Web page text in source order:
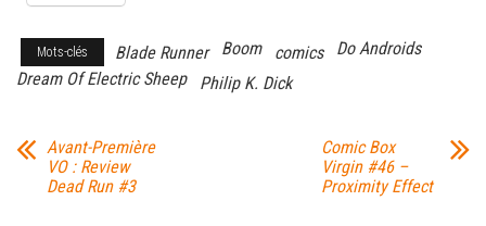
Mots-clés Blade Runner Boom comics
Do Androids
Dream Of Electric Sheep
Philip K. Dick
Avant-Première
VO : Review
Dead Run #3
Comic Box
Virgin #46 –
Proximity Effect